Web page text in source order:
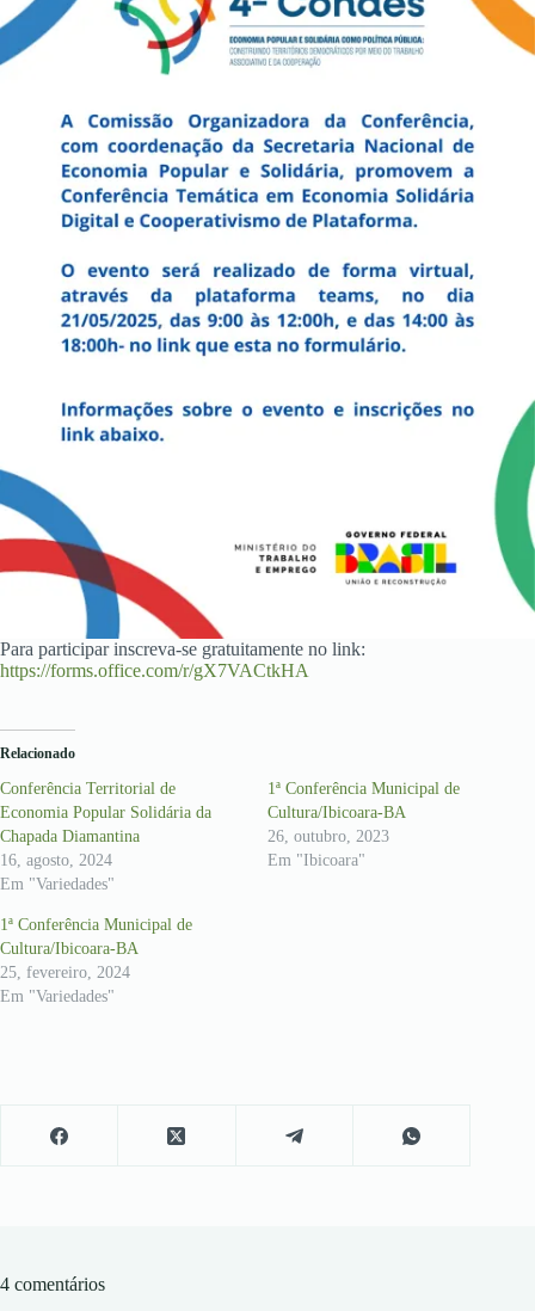
Para participar inscreva-se gratuitamente no link:
https://forms.office.com/r/gX7VACtkHA
Relacionado
Conferência Territorial de
Economia Popular Solidária da
Chapada Diamantina
16, agosto, 2024
Em "Variedades"
1ª Conferência Municipal de
Cultura/Ibicoara-BA
26, outubro, 2023
Em "Ibicoara"
1ª Conferência Municipal de
Cultura/Ibicoara-BA
25, fevereiro, 2024
Em "Variedades"
4 comentários